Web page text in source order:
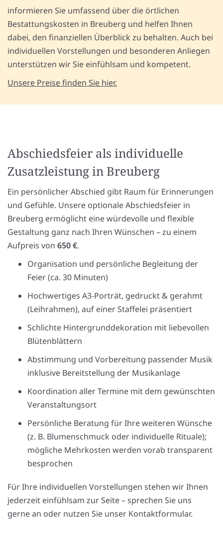
informieren Sie umfassend über die örtlichen
Bestattungskosten in Breuberg und helfen Ihnen
dabei, den finanziellen Überblick zu behalten. Auch bei
individuellen Vorstellungen und besonderen Anliegen
unterstützen wir Sie einfühlsam und kompetent.
Unsere Preise finden Sie hier.
Abschiedsfeier als individuelle
Zusatzleistung in Breuberg
Ein persönlicher Abschied gibt Raum für Erinnerungen
und Gefühle. Unsere optionale Abschiedsfeier in
Breuberg ermöglicht eine würdevolle und flexible
Gestaltung ganz nach Ihren Wünschen – zu einem
Aufpreis von 650 €.
Organisation und persönliche Begleitung der
Feier (ca. 30 Minuten)
Hochwertiges A3-Porträt, gedruckt & gerahmt
(Leihrahmen), auf einer Staffelei präsentiert
Schlichte Hintergrunddekoration mit liebevollen
Blütenblättern
Abstimmung und Vorbereitung passender Musik
inklusive Bereitstellung der Musikanlage
Koordination aller Termine mit dem gewünschten
Veranstaltungsort
Persönliche Beratung für Ihre weiteren Wünsche
(z. B. Blumenschmuck oder individuelle Rituale);
mögliche Mehrkosten werden vorab transparent
besprochen
Für Ihre individuellen Vorstellungen stehen wir Ihnen
jederzeit einfühlsam zur Seite – sprechen Sie uns
gerne an oder nutzen Sie unser Kontaktformular.